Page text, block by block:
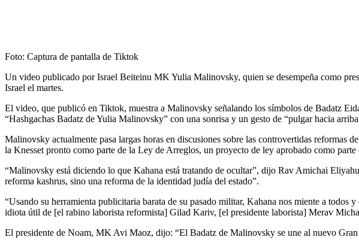
Foto: Captura de pantalla de Tiktok
Un video publicado por Israel Beiteinu MK Yulia Malinovsky, quien se desempeña como
Israel el martes.
El video, que publicó en Tiktok, muestra a Malinovsky señalando los símbolos de Badatz
“Hashgachas Badatz de Yulia Malinovsky” con una sonrisa y un gesto de “pulgar hacia
Malinovsky actualmente pasa largas horas en discusiones sobre las controvertidas reformas
la Knesset pronto como parte de la Ley de Arreglos, un proyecto de ley aprobado como parte
“Malinovsky está diciendo lo que Kahana está tratando de ocultar”, dijo Rav Amichai
reforma kashrus, sino una reforma de la identidad judía del estado”.
“Usando su herramienta publicitaria barata de su pasado militar, Kahana nos miente a todos
idiota útil de [el rabino laborista reformista] Gilad Kariv, [el presidente laborista] Merav
El presidente de Noam, MK Avi Maoz, dijo: “El Badatz de Malinovsky se une al nuevo